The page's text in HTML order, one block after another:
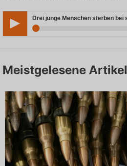
Meistgelesene Artikel